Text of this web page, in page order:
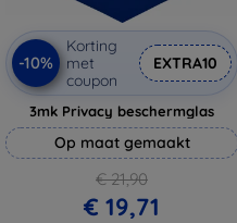
-10%
Korting
met
coupon
EXTRA10
3mk Privacy beschermglas
Op maat gemaakt
€ 21,90
€ 19,71